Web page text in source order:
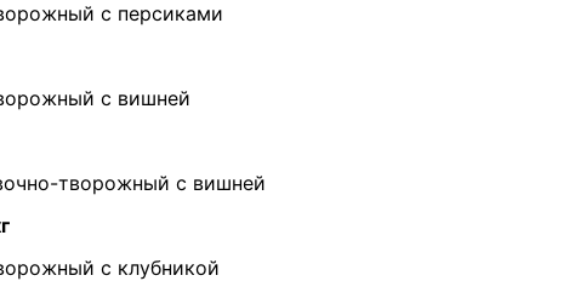
с персиками
с вишней
творожный с вишней
с клубникой